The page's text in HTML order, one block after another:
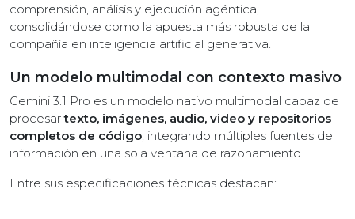
comprensión, análisis y ejecución agéntica,
consolidándose como la apuesta más robusta de la
compañía en inteligencia artificial generativa.
Un modelo multimodal con contexto masivo
Gemini 3.1 Pro es un modelo nativo multimodal capaz de
procesartexto, imágenes, audio, video y repositorios
completos de código, integrando múltiples fuentes de
información en una sola ventana de razonamiento.
Entre sus especificaciones técnicas destacan: